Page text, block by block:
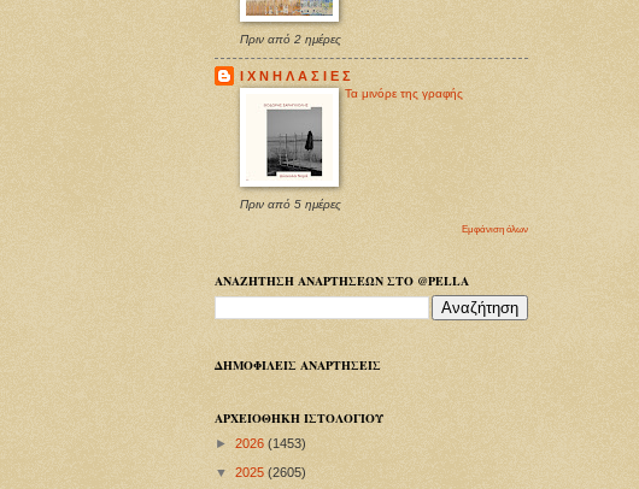
Πριν από 2 ημέρες
Ι Χ Ν Η Λ Α Σ Ι Ε Σ
Τα μινόρε της γραφής
Πριν από 5 ημέρες
Εμφάνιση όλων
ΑΝΑΖΗΤΗΣΗ ΑΝΑΡΤΗΣΕΩΝ ΣΤΟ @PELLA
ΔΗΜΟΦΙΛΕΙΣ ΑΝΑΡΤΗΣΕΙΣ
ΑΡΧΕΙΟΘΗΚΗ ΙΣΤΟΛΟΓΙΟΥ
► 2026 (1453)
▼ 2025 (2605)